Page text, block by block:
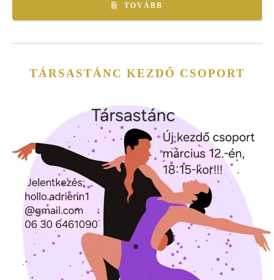
TOVÁBB
TÁRSASTÁNC KEZDŐ CSOPORT